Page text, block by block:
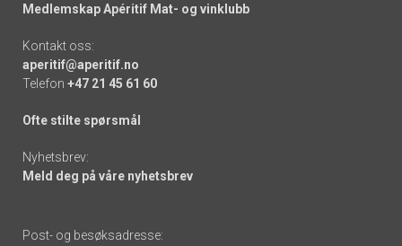
Medlemskap Apéritif Mat- og vinklubb
Kontakt oss:
aperitif@aperitif.no
Telefon +47 21 45 61 60
Ofte stilte spørsmål
Nyhetsbrev:
Meld deg på våre nyhetsbrev
Post- og besøksadresse: